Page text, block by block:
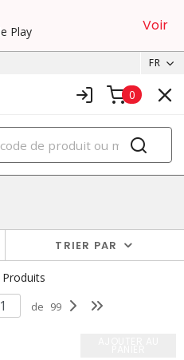
Play
Voir
FR
0
TRIER PAR
Produits
de 99